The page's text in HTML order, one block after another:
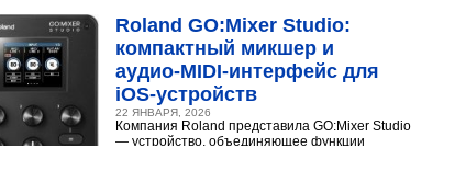
Roland GO:Mixer Studio:
компактный микшер и
аудио‑MIDI‑интерфейс для
iOS‑устройств
22 ЯНВАРЯ, 2026
Компания Roland представила GO:Mixer Studio
— устройство, объединяющее функции